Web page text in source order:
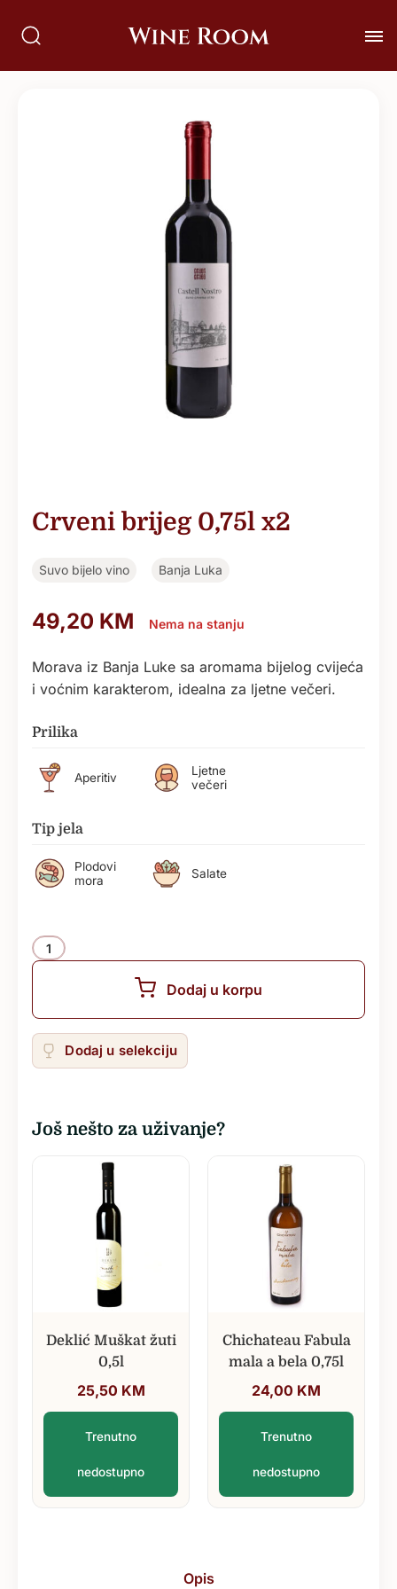
Crveni brijeg 0,75l x2
Suvo bijelo vino Banja Luka
49,20 KM Nema na stanju
Morava iz Banja Luke sa aromama bijelog cvijeća
i voćnim karakterom, idealna za ljetne večeri.
Prilika
Aperitiv
Ljetne
večeri
Tip jela
Plodovi
mora
Salate
Količina
Dodaj u korpu
Dodaj u selekciju
Još nešto za uživanje?
Deklić Muškat žuti
0,5l
25,50 KM
Trenutno
nedostupno
Chichateau Fabula
mala a bela 0,75l
24,00 KM
Trenutno
nedostupno
Opis